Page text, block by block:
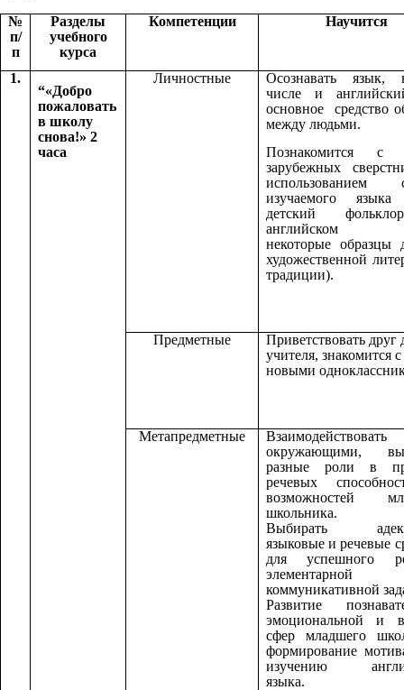
№
п/
п
Разделы
учебного
курса
Компетенции Научится
1.
“«Добро
пожаловать
в школу
снова!» 2
часа
Личностные
Осознавать
числе и
основное средство
между людьми.
Познакомится с
зарубежных
использованием
изучаемого языка
детский
английском
некоторые образцы
художественной
традиции).
Предметные
Приветствовать друг
учителя, знакомится с
новыми
Метапредметные
окружающими,
разные роли в
речевых
возможностей
школьника.
Выбирать
языковые и речевые
для успешного
элементарной
коммуникативной
Развитие
эмоциональной и
сфер младшего
формирование
изучению
языка.